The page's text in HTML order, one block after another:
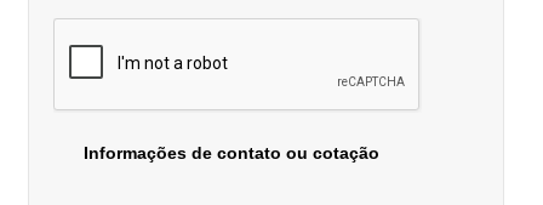
Informações de contato ou cotação